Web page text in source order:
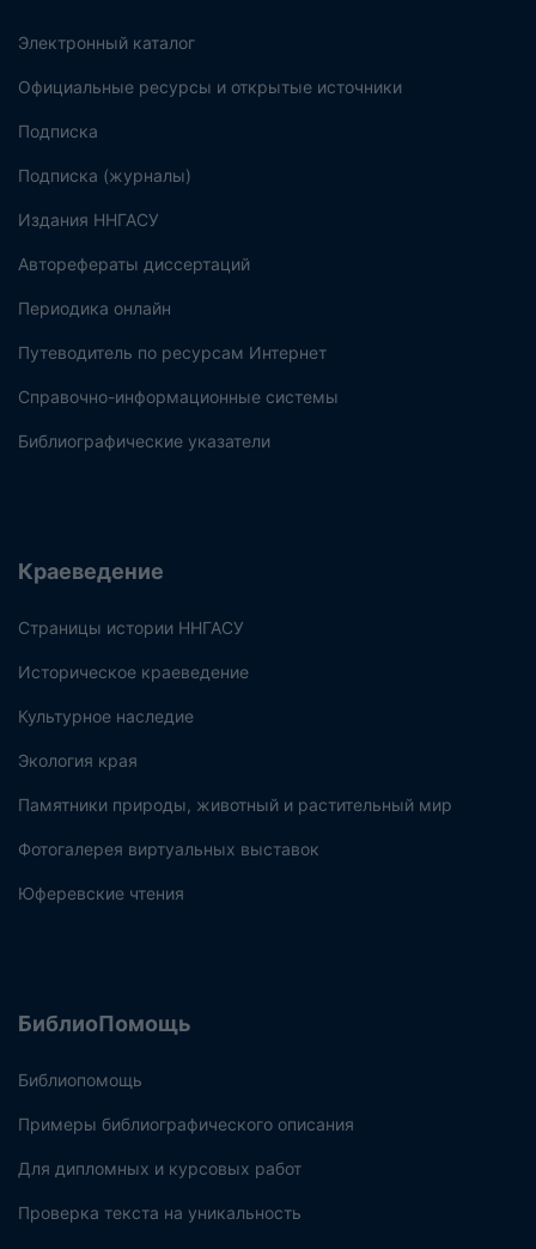
Электронный каталог
Официальные ресурсы и открытые источники
Подписка
Подписка (журналы)
Издания ННГАСУ
Авторефераты диссертаций
Периодика онлайн
Путеводитель по ресурсам Интернет
Справочно-информационные системы
Библиографические указатели
Краеведение
Страницы истории ННГАСУ
Историческое краеведение
Культурное наследие
Экология края
Памятники природы, животный и растительный мир
Фотогалерея виртуальных выставок
Юферевские чтения
БиблиоПомощь
Библиопомощь
Примеры библиографического описания
Для дипломных и курсовых работ
Проверка текста на уникальность